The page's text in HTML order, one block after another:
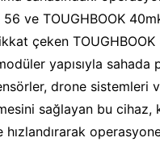
56 ve TOUGHBOOK
çeken TOUGHBOOK
yapısıyla sahada
drone sistemleri
sağlayan bu